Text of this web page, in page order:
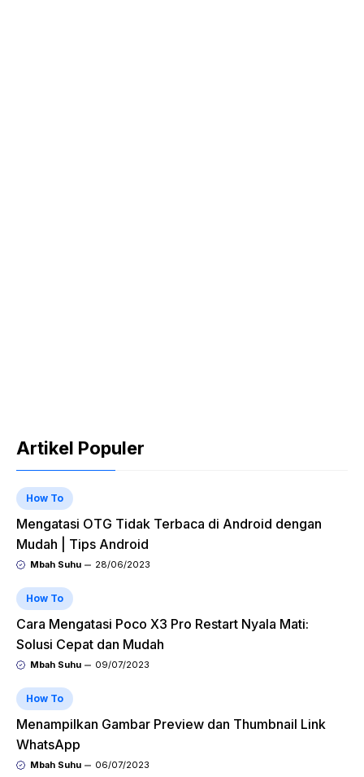
Artikel Populer
How To
Mengatasi OTG Tidak Terbaca di Android dengan
Mudah | Tips Android
Mbah Suhu 28/06/2023
How To
Cara Mengatasi Poco X3 Pro Restart Nyala Mati:
Solusi Cepat dan Mudah
Mbah Suhu 09/07/2023
How To
Menampilkan Gambar Preview dan Thumbnail Link
WhatsApp
Mbah Suhu 06/07/2023